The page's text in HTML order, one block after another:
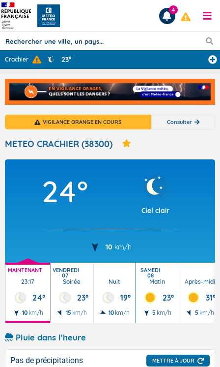
Prévisions
TOUS LES RÉSULTATS
Articles
4
Crachier 23°
VIGILANCE ORANGE EN COURS Consulter
METEO CRACHIER (38300)
24°
Ciel clair
10 km/h
MAINTENANT
23:17
24°
10 km/h
VENDREDI
07
Soirée
23°
15 km/h
Nuit
19°
10 km/h
SAMEDI
08
Matin
23°
5 km/h
Après-midi
31°
5 km/h
Pluie dans l'heure
Pas de précipitations METTRE À JOUR